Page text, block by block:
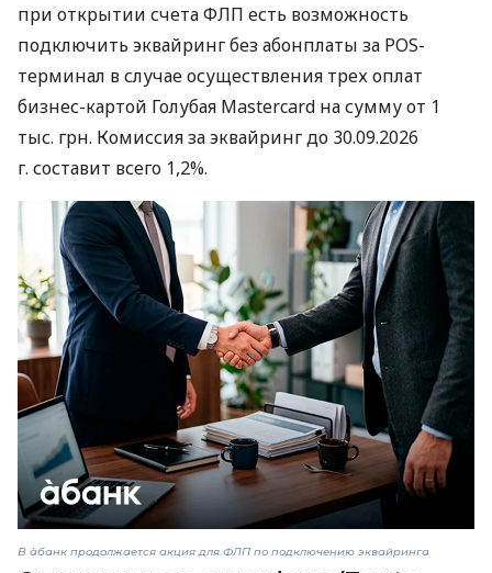
при открытии счета ФЛП есть возможность
подключить эквайринг без абонплаты за POS-
терминал в случае осуществления трех оплат
бизнес-картой Голубая Mastercard на сумму от 1
тыс. грн. Комиссия за эквайринг до 30.09.2026
г. составит всего 1,2%.
В àбанк продолжается акция для ФЛП по подключению эквайринга